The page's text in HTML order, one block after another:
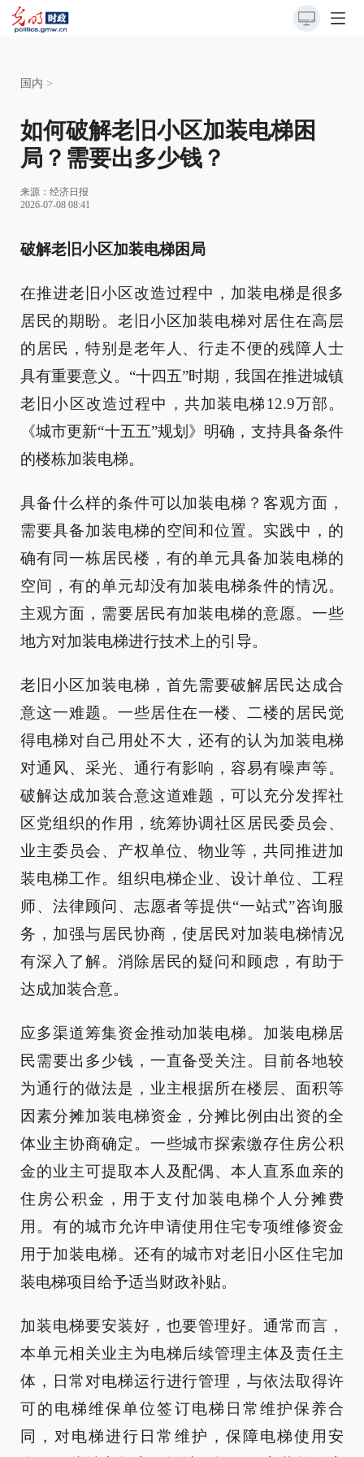
国内 >
如何破解老旧小区加装电梯困
局？需要出多少钱？
来源： 经济日报
2026-07-08 08:41
破解老旧小区加装电梯困局
在推进老旧小区改造过程中，加装电梯是很多
居民的期盼。老旧小区加装电梯对居住在高层
的居民，特别是老年人、行走不便的残障人士
具有重要意义。“十四五”时期，我国在推进城镇
老旧小区改造过程中，共加装电梯12.9万部。
《城市更新“十五五”规划》明确，支持具备条件
的楼栋加装电梯。
具备什么样的条件可以加装电梯？客观方面，
需要具备加装电梯的空间和位置。实践中，的
确有同一栋居民楼，有的单元具备加装电梯的
空间，有的单元却没有加装电梯条件的情况。
主观方面，需要居民有加装电梯的意愿。一些
地方对加装电梯进行技术上的引导。
老旧小区加装电梯，首先需要破解居民达成合
意这一难题。一些居住在一楼、二楼的居民觉
得电梯对自己用处不大，还有的认为加装电梯
对通风、采光、通行有影响，容易有噪声等。
破解达成加装合意这道难题，可以充分发挥社
区党组织的作用，统筹协调社区居民委员会、
业主委员会、产权单位、物业等，共同推进加
装电梯工作。组织电梯企业、设计单位、工程
师、法律顾问、志愿者等提供“一站式”咨询服
务，加强与居民协商，使居民对加装电梯情况
有深入了解。消除居民的疑问和顾虑，有助于
达成加装合意。
应多渠道筹集资金推动加装电梯。加装电梯居
民需要出多少钱，一直备受关注。目前各地较
为通行的做法是，业主根据所在楼层、面积等
因素分摊加装电梯资金，分摊比例由出资的全
体业主协商确定。一些城市探索缴存住房公积
金的业主可提取本人及配偶、本人直系血亲的
住房公积金，用于支付加装电梯个人分摊费
用。有的城市允许申请使用住宅专项维修资金
用于加装电梯。还有的城市对老旧小区住宅加
装电梯项目给予适当财政补贴。
加装电梯要安装好，也要管理好。通常而言，
本单元相关业主为电梯后续管理主体及责任主
体，日常对电梯运行进行管理，与依法取得许
可的电梯维保单位签订电梯日常维护保养合
同，对电梯进行日常维护，保障电梯使用安